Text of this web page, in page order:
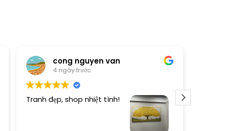
cong nguyen van
4 ngày trước
Tranh đẹp, shop nhiệt tình!